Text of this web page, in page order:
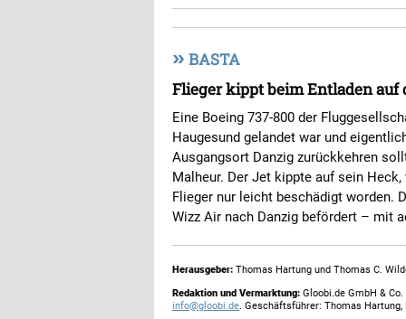
» BASTA
Flieger kippt beim Entladen auf
Eine Boeing 737-800 der
Haugesund gelandet war und
Ausgangsort Danzig zurückkehren
Malheur. Der Jet kippte auf sein
Flieger nur leicht beschädigt worden.
Wizz Air nach Danzig befördert – mit
Herausgeber: Thomas Hartung und Thomas C.
Redaktion und Vermarktung: Gloobi.de GmbH &
info@gloobi.de. Geschäftsführer: Thomas